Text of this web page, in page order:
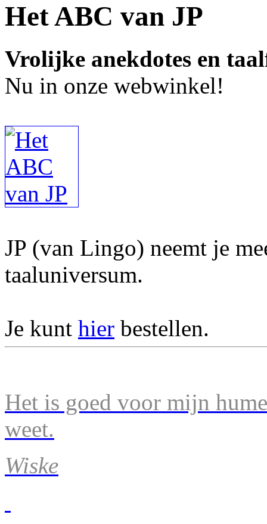
Het ABC van JP
Vrolijke anekdotes en
Nu in onze webwinkel!
JP (van Lingo) neemt je
taaluniversum.
Je kunt hier bestellen.
Het is goed voor mijn
weet.
Wiske